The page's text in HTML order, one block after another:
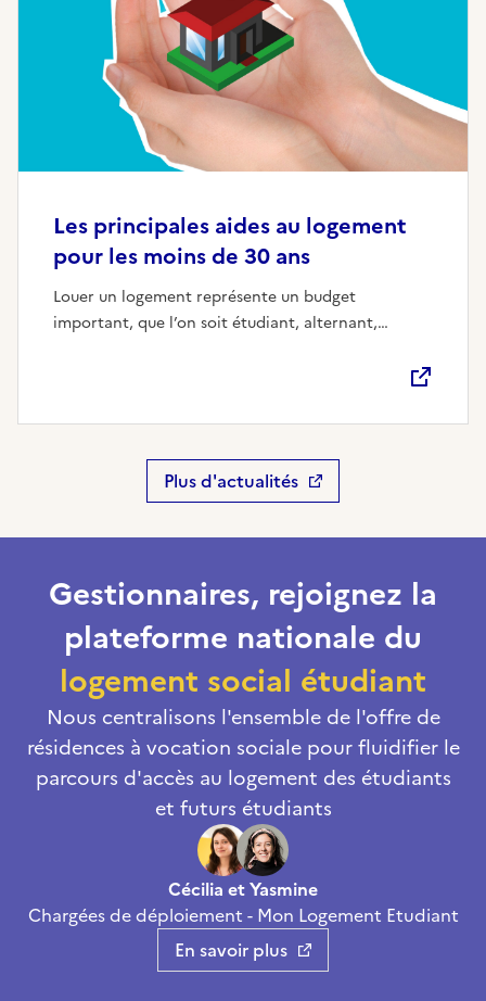
Les principales aides au logement
pour les moins de 30 ans
Louer un logement représente un budget
important, que l’on soit étudiant, alternant,
Plus d'actualités
Gestionnaires, rejoignez la
plateforme nationale du
logement social étudiant
Nous centralisons l'ensemble de l'offre de
résidences à vocation sociale pour fluidifier le
parcours d'accès au logement des étudiants
et futurs étudiants
Cécilia et Yasmine
Chargées de déploiement - Mon Logement Etudiant
En savoir plus